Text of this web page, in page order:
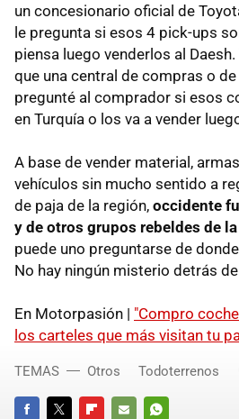
un concesionario oficial de
le pregunta si esos 4 pick-ups
piensa luego venderlos al
que una central de compras o
pregunté al comprador si esos
en Turquía o los va a vender
A base de vender material,
vehículos sin mucho sentido a
de paja de la región, occidente
y de otros grupos rebeldes de
puede uno preguntarse de
No hay ningún misterio detrás
En Motorpasión | "Compro
los carteles que más visitan tu
TEMAS Otros Todoterrenos